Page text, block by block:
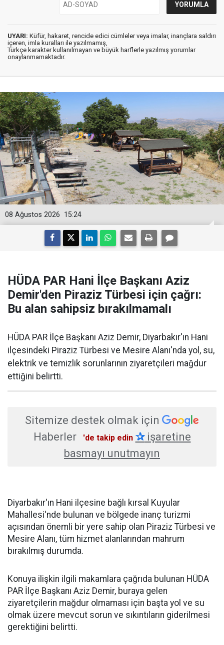
UYARI: Küfür, hakaret, rencide edici cümleler veya imalar, inançlara saldırı
içeren, imla kuralları ile yazılmamış,
Türkçe karakter kullanılmayan ve büyük harflerle yazılmış yorumlar
onaylanmamaktadır.
15:24
08 Ağustos 2026
HÜDA PAR Hani İlçe Başkanı Aziz
Demir'den Piraziz Türbesi için çağrı:
Bu alan sahipsiz bırakılmamalı
HÜDA PAR İlçe Başkanı Aziz Demir, Diyarbakır'ın Hani
ilçesindeki Piraziz Türbesi ve Mesire Alanı'nda yol, su,
elektrik ve temizlik sorunlarının ziyaretçileri mağdur
ettiğini belirtti.
Sitemize destek olmak için
Haberler
'de takip edin ✰işaretine
basmayı unutmayın
Diyarbakır'ın Hani ilçesine bağlı kırsal Kuyular
Mahallesi'nde bulunan ve bölgede inanç turizmi
açısından önemli bir yere sahip olan Piraziz Türbesi ve
Mesire Alanı, tüm hizmet alanlarından mahrum
bırakılmış durumda.
Konuya ilişkin ilgili makamlara çağrıda bulunan HÜDA
PAR İlçe Başkanı Aziz Demir, buraya gelen
ziyaretçilerin mağdur olmaması için başta yol ve su
olmak üzere mevcut sorun ve sıkıntıların giderilmesi
gerektiğini belirtti.